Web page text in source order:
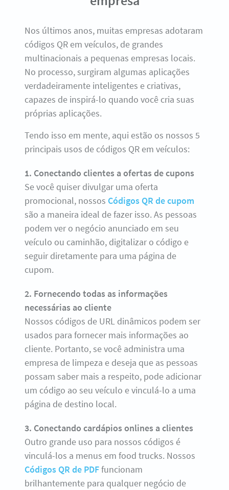
Nos últimos anos, muitas empresas adotaram
códigos QR em veículos, de grandes
multinacionais a pequenas empresas locais.
No processo, surgiram algumas aplicações
verdadeiramente inteligentes e criativas,
capazes de inspirá-lo quando você cria suas
próprias aplicações.
Tendo isso em mente, aqui estão os nossos 5
principais usos de códigos QR em veículos:
1. Conectando clientes a ofertas de cupons
Se você quiser divulgar uma oferta
promocional, nossos Códigos QR de cupom
são a maneira ideal de fazer isso. As pessoas
podem ver o negócio anunciado em seu
veículo ou caminhão, digitalizar o código e
seguir diretamente para uma página de
cupom.
2. Fornecendo todas as informações
necessárias ao cliente
Nossos códigos de URL dinâmicos podem ser
usados para fornecer mais informações ao
cliente. Portanto, se você administra uma
empresa de limpeza e deseja que as pessoas
possam saber mais a respeito, pode adicionar
um código ao seu veículo e vinculá-lo a uma
página de destino local.
3. Conectando cardápios onlines a clientes
Outro grande uso para nossos códigos é
vinculá-los a menus em food trucks. Nossos
Códigos QR de PDFfuncionam
brilhantemente para qualquer negócio de